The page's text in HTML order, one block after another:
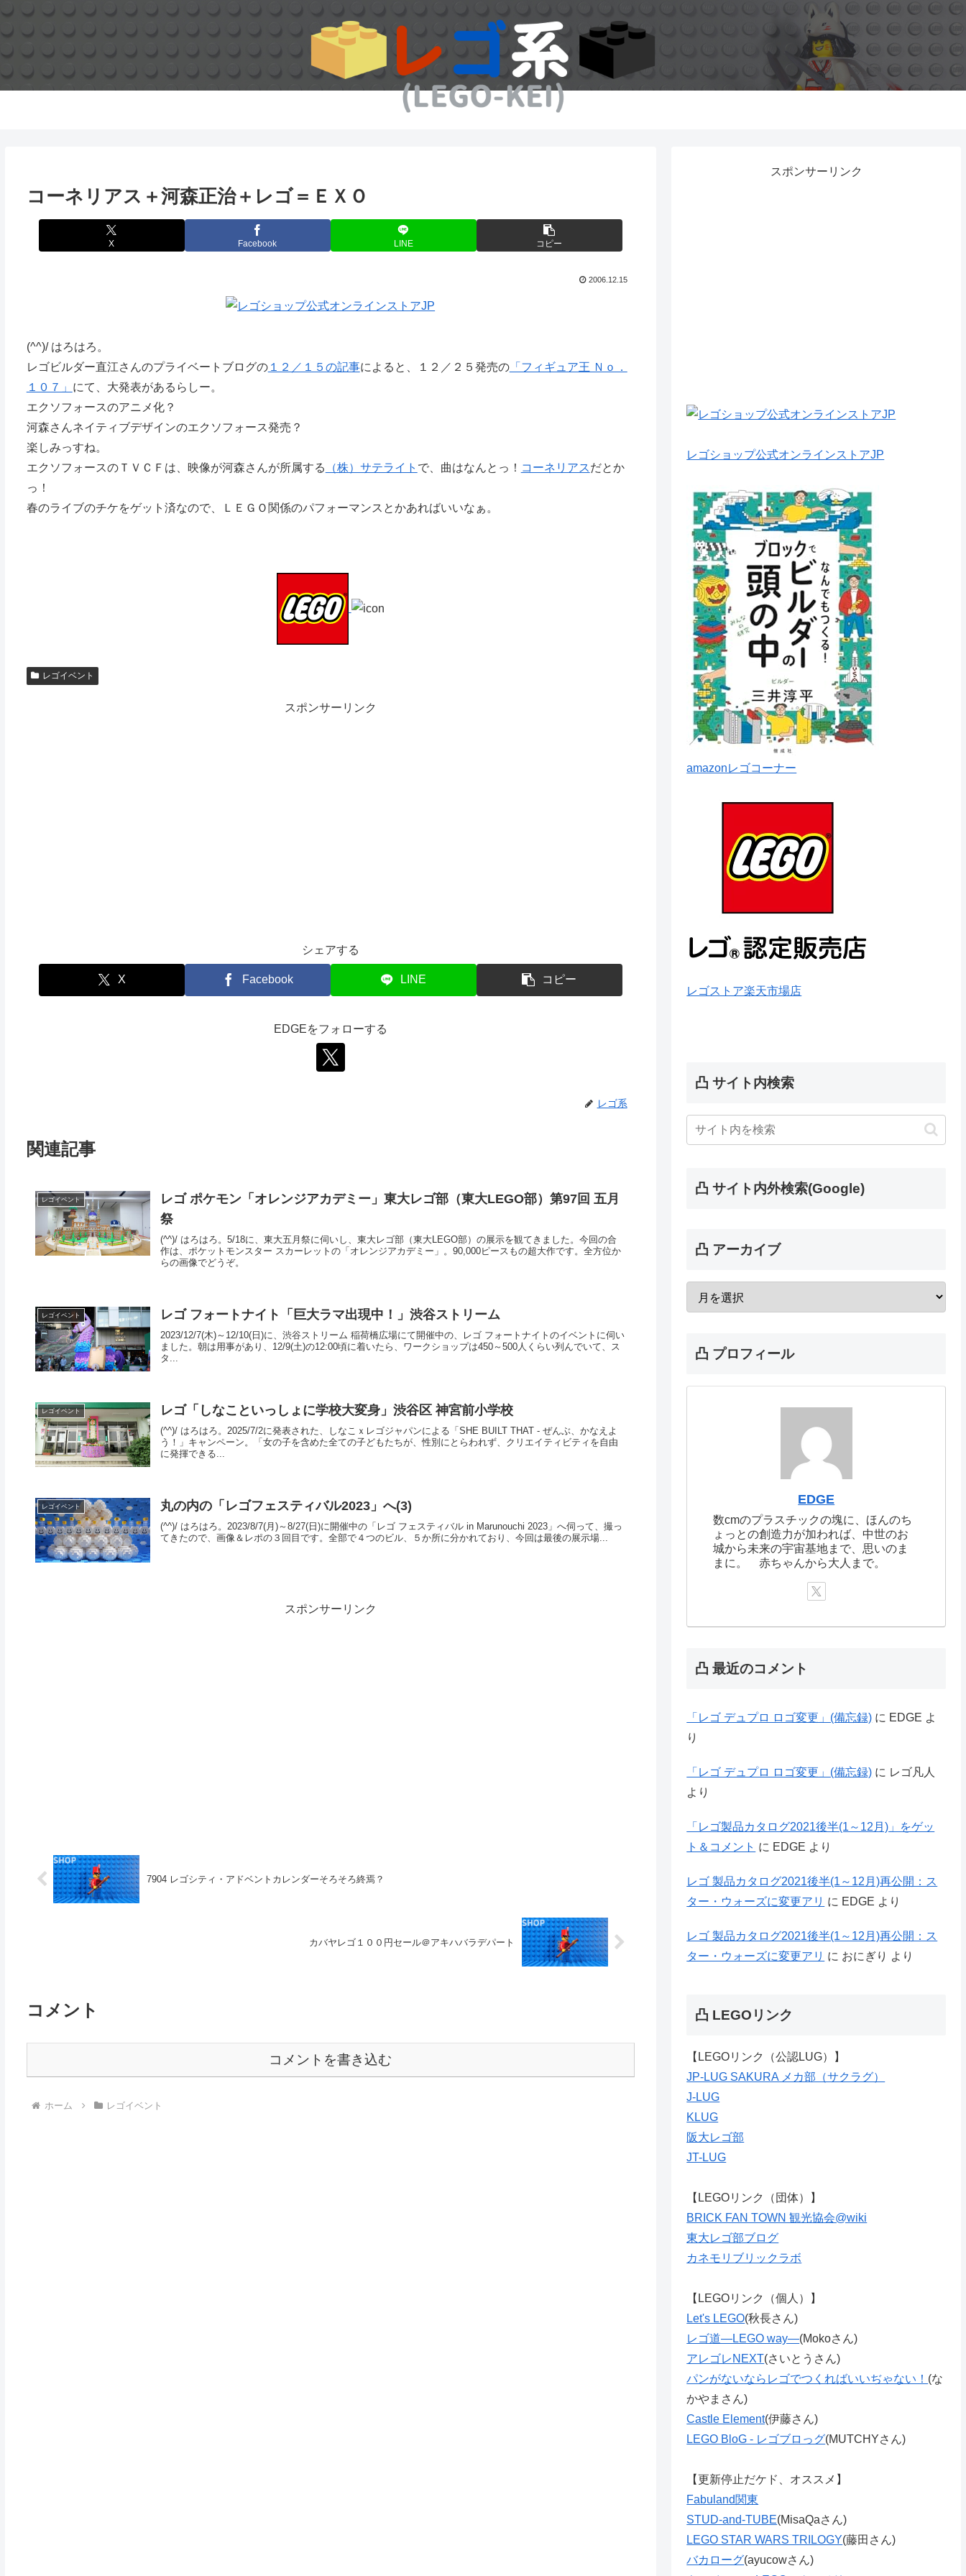
コーネリアス＋河森正治＋レゴ＝ＥＸＯ
X Facebook LINE コピー
2006.12.15
(^^)/ はろはろ。
レゴビルダー直江さんのプライベートブログの１２／１５の記事によると、１２／２５発売の「フィギュア王 Ｎｏ．
１０７」 にて、大発表があるらしー。
エクソフォースのアニメ化？
河森さんネイティブデザインのエクソフォース発売？
楽しみっすね。
エクソフォースのＴＶＣＦは、映像が河森さんが所属する
（株）サテライト で、曲はなんとっ！ コーネリアスだとか
っ！
春のライブのチケをゲット済なので、ＬＥＧＯ関係のパフォーマンスとかあればいいなぁ。
レゴイベント
スポンサーリンク
シェアする
X Facebook LINE コピー
EDGEをフォローする
レゴ系
関連記事
レゴイベント
レゴ ポケモン「オレンジアカデミー」東大レゴ部（東大LEGO部）第97回 五月
祭
(^^)/ はろはろ。5/18に、東大五月祭に伺いし、東大レゴ部（東大LEGO部）の展示を観てきました。今回の合
作は、ポケットモンスター スカーレットの「オレンジアカデミー」。90,000ピースもの超大作です。全方位か
らの画像でどうぞ。
レゴイベント レゴ フォートナイト「巨大ラマ出現中！」渋谷ストリーム
2023/12/7(木)～12/10(日)に、渋谷ストリーム 稲荷橋広場にて開催中の、レゴ フォートナイトのイベントに伺い
ました。朝は用事があり、12/9(土)の12:00頃に着いたら、ワークショップは450～500人くらい列んでいて、ス
タ...
レゴイベント レゴ「しなこといっしょに学校大変身」渋谷区 神宮前小学校
(^^)/ はろはろ。2025/7/2に発表された、しなこｘレゴジャパンによる「SHE BUILT THAT - ぜんぶ、かなえよ
う！」キャンペーン。「女の子を含めた全ての子どもたちが、性別にとらわれず、クリエイティビティを自由
に発揮できる...
レゴイベント 丸の内の「レゴフェスティバル2023」へ(3)
(^^)/ はろはろ。2023/8/7(月)～8/27(日)に開催中の「レゴ フェスティバル in Marunouchi 2023」へ伺って、撮っ
てきたので、画像＆レポの３回目です。全部で４つのビル、５か所に分かれており、今回は最後の展示場...
スポンサーリンク
7904 レゴシティ・アドベントカレンダーそろそろ終焉？
カバヤレゴ１００円セール＠アキハバラデパート
コメント
コメントを書き込む
ホーム レゴイベント
スポンサーリンク
レゴショップ公式オンラインストアJP
amazonレゴコーナー
レゴストア楽天市場店
凸 サイト内検索
凸 サイト内外検索(Google)
凸 アーカイブ
凸 プロフィール
EDGE
数cmのプラスチックの塊に、ほんのち
ょっとの創造力が加われば、中世のお
城から未来の宇宙基地まで、思いのま
まに。 赤ちゃんから大人まで。
凸 最近のコメント
「レゴ デュプロ ロゴ変更」(備忘録) に EDGE よ
り
「レゴ デュプロ ロゴ変更」(備忘録) に レゴ凡人
より
「レゴ製品カタログ2021後半(1～12月)」をゲッ
ト＆コメント に EDGE より
レゴ 製品カタログ2021後半(1～12月)再公開：ス
ター・ウォーズに変更アリ に EDGE より
レゴ 製品カタログ2021後半(1～12月)再公開：ス
ター・ウォーズに変更アリ に おにぎり より
凸 LEGOリンク
【LEGOリンク（公認LUG）】
JP-LUG SAKURA メカ部（サクラグ）
J-LUG
KLUG
阪大レゴ部
JT-LUG
【LEGOリンク（団体）】
BRICK FAN TOWN 観光協会@wiki
東大レゴ部ブログ
カネモリブリックラボ
【LEGOリンク（個人）】
Let's LEGO(秋長さん)
レゴ道―LEGO way―(Mokoさん)
アレゴレNEXT(さいとうさん)
パンがないならレゴでつくればいいぢゃない！ (な
かやまさん)
Castle Element(伊藤さん)
LEGO BloG - レゴブロっグ(MUTCHYさん)
【更新停止だケド、オススメ】
Fabuland関東
STUD-and-TUBE(MisaQaさん)
LEGO STAR WARS TRILOGY(藤田さん)
バカローグ(ayucowさん)